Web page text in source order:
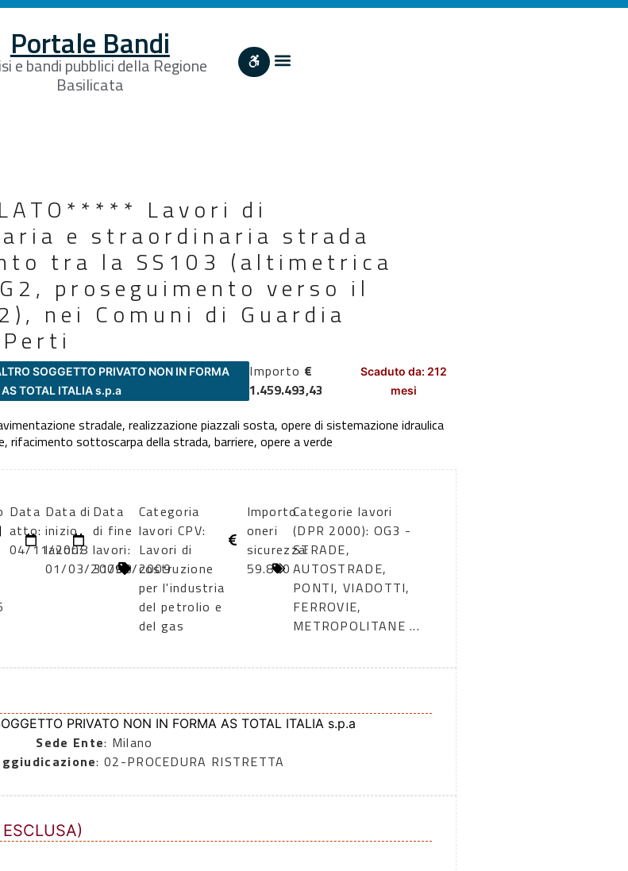
Portale Bandi
e bandi pubblici della Regione
Basilicata
Lavori di
e straordinaria strada
tra la SS103 (altimetrica
proseguimento verso il
nei Comuni di Guardia
SOGGETTO PRIVATO NON IN FORMA
AS TOTAL ITALIA s.p.a
Importo €
1.459.493,43
Scaduto da: 212
mesi
stradale, realizzazione piazzali sosta, opere di sistemazione idraulica
rifacimento sottoscarpa della strada, barriere, opere a verde
Data
atto:
04/11/2008
Data di
inizio
lavori:
01/03/2009
Data
di fine
lavori:
31/08/2009
Categoria
lavori CPV:
Lavori di
costruzione
per l'industria
del petrolio e
del gas
Importo
oneri
sicurezza:
59.800
Categorie lavori
(DPR 2000): OG3 -
STRADE,
AUTOSTRADE,
PONTI, VIADOTTI,
FERROVIE,
METROPOLITANE ...
PRIVATO NON IN FORMA AS TOTAL ITALIA s.p.a
Sede Ente: Milano
: 02-PROCEDURA RISTRETTA